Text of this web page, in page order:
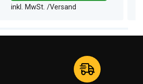
inkl. MwSt. /Versand